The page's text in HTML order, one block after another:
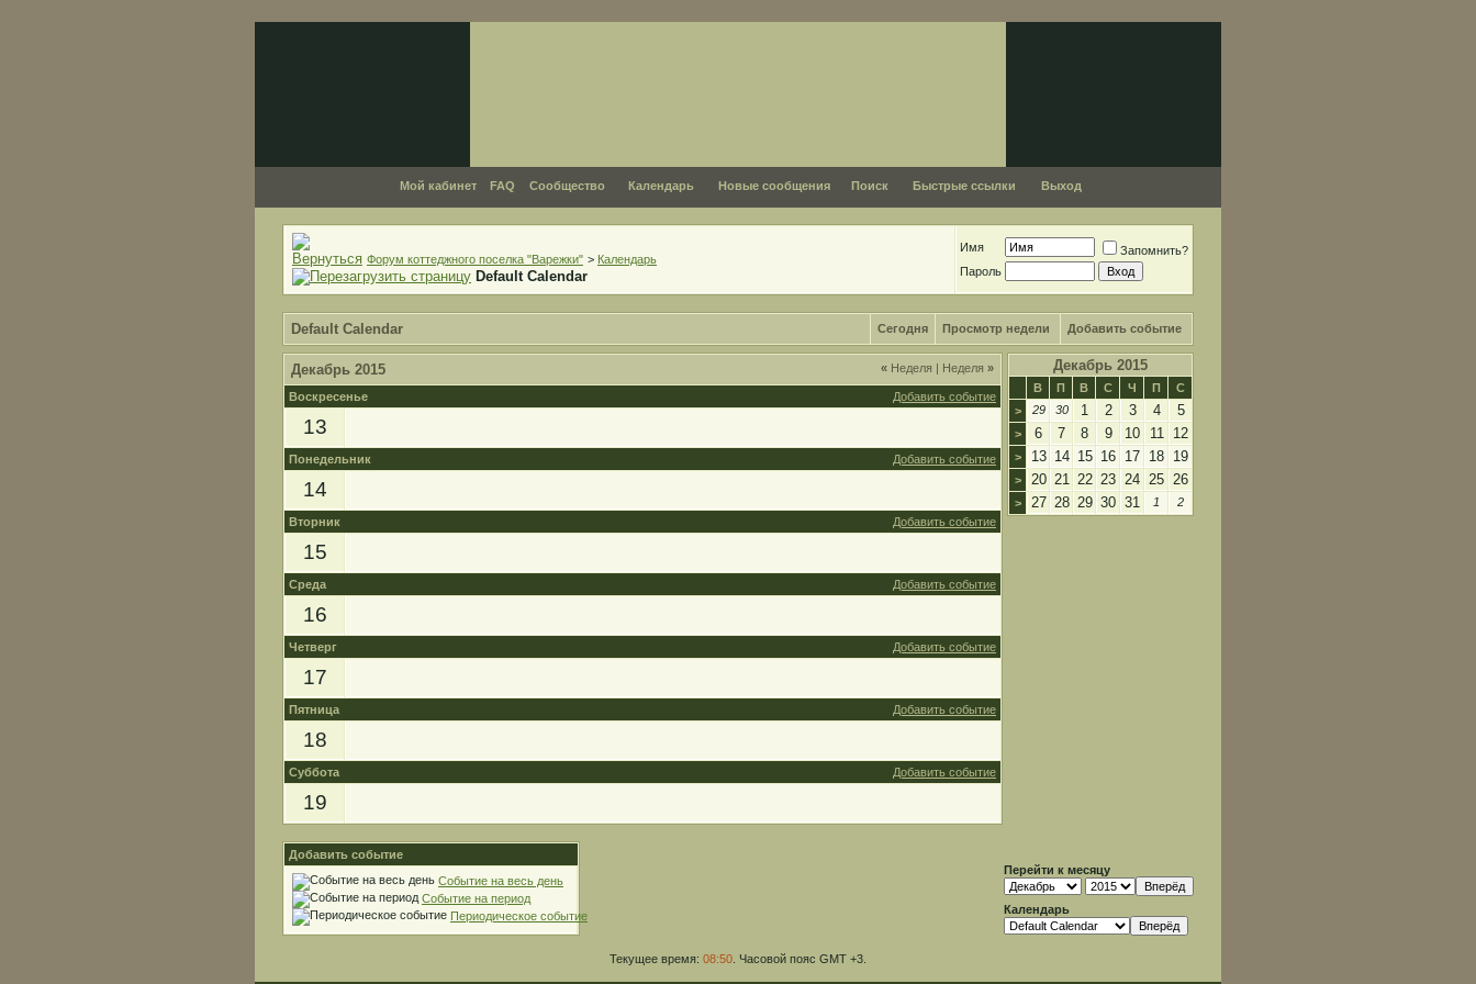
Мой кабинет FAQ Сообщество Календарь Новые сообщения Поиск Быстрые ссылки Выход
Форум коттеджного поселка "Варежки" > Календарь
Default Calendar
Имя
Запомнить?
Пароль
Default Calendar Сегодня Просмотр недели Добавить событие
« Неделя | Неделя »
Декабрь 2015
Добавить событие
Воскресенье
13
Добавить событие
Понедельник
14
Добавить событие
Вторник
15
Добавить событие
Среда
16
Добавить событие
Четверг
17
Добавить событие
Пятница
18
Добавить событие
Суббота
19
Декабрь 2015
В П В С Ч П
С
>
29 30 1 2 3 4 5
> 6 7 8 9 10 11 12
> 13 14 15 16 17 18 19
> 20 21 22 23 24 25 26
> 27 28 29 30 31 1 2
Добавить событие
Событие на весь день
Событие на период
Периодическое событие
Перейти к месяцу
Календарь
Текущее время: 08:50 . Часовой пояс GMT +3.